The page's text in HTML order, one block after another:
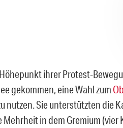
ihrer Protest-
gekommen, eine Wahl zum
nutzen. Sie unterstützten die
Mehrheit in dem Gremium